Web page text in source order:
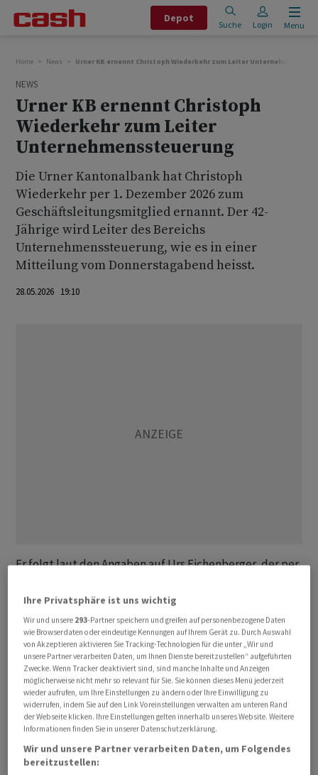
Depot
Suche Login Menu
Home News Urner KB ernennt Christoph Wiederkehr zum Leiter
NEWS
Urner KB ernennt Christoph
Wiederkehr zum Leiter
Unternehmenssteuerung
Die Urner Kantonalbank hat Christoph
Wiederkehr per 1. Dezember 2026 zum
Geschäftsleitungsmitglied ernannt. Der 42-
Jährige wird Leiter des Bereichs
Unternehmenssteuerung, wie es in einer
Mitteilung vom Donnerstagabend heisst.
28.05.2026 19:10
Er folgt laut den Angaben auf Urs Eichenberger, der per
Unternehmenssteuerung ist bei der Urner KB für die
Bereiche Strategie & Controlling, Finanzen & Risiko,
Recht & Compliance sowie Personal verantwortlich.
rw/to
(AWP)
Ihre Privatsphäre ist uns wichtig
Wir und unsere 293-Partner speichern und greifen auf personenbezogene Daten
wie Browserdaten oder eindeutige Kennungen auf Ihrem Gerät zu. Durch Auswahl
von Akzeptieren aktivieren Sie Tracking-Technologien für die unter „Wir und
unsere Partner verarbeiten Daten, um Ihnen Dienste bereitzustellen“ aufgeführten
Zwecke. Wenn Tracker deaktiviert sind, sind manche Inhalte und Anzeigen
möglicherweise nicht mehr so relevant für Sie. Sie können dieses Menü jederzeit
wieder aufrufen, um Ihre Einstellungen zu ändern oder Ihre Einwilligung zu
widerrufen, indem Sie auf den Link Voreinstellungen verwalten am unteren Rand
der Webseite klicken. Ihre Einstellungen gelten innerhalb unseres Website. Weitere
Informationen finden Sie in unserer Datenschutzerklärung.
Wir und unsere Partner verarbeiten Daten, um Folgendes
bereitzustellen: